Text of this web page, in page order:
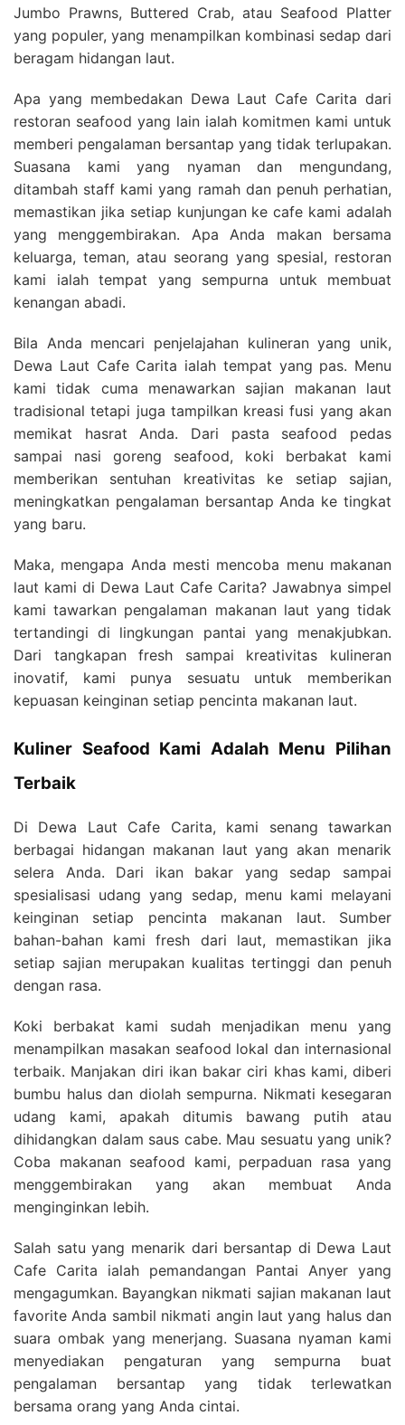
Jumbo Prawns, Buttered Crab, atau Seafood Platter
yang populer, yang menampilkan kombinasi sedap dari
beragam hidangan laut.
Apa yang membedakan Dewa Laut Cafe Carita dari
restoran seafood yang lain ialah komitmen kami untuk
memberi pengalaman bersantap yang tidak terlupakan.
Suasana kami yang nyaman dan mengundang,
ditambah staff kami yang ramah dan penuh perhatian,
memastikan jika setiap kunjungan ke cafe kami adalah
yang menggembirakan. Apa Anda makan bersama
keluarga, teman, atau seorang yang spesial, restoran
kami ialah tempat yang sempurna untuk membuat
kenangan abadi.
Bila Anda mencari penjelajahan kulineran yang unik,
Dewa Laut Cafe Carita ialah tempat yang pas. Menu
kami tidak cuma menawarkan sajian makanan laut
tradisional tetapi juga tampilkan kreasi fusi yang akan
memikat hasrat Anda. Dari pasta seafood pedas
sampai nasi goreng seafood, koki berbakat kami
memberikan sentuhan kreativitas ke setiap sajian,
meningkatkan pengalaman bersantap Anda ke tingkat
yang baru.
Maka, mengapa Anda mesti mencoba menu makanan
laut kami di Dewa Laut Cafe Carita? Jawabnya simpel
kami tawarkan pengalaman makanan laut yang tidak
tertandingi di lingkungan pantai yang menakjubkan.
Dari tangkapan fresh sampai kreativitas kulineran
inovatif, kami punya sesuatu untuk memberikan
kepuasan keinginan setiap pencinta makanan laut.
Kuliner Seafood Kami Adalah Menu Pilihan
Terbaik
Di Dewa Laut Cafe Carita, kami senang tawarkan
berbagai hidangan makanan laut yang akan menarik
selera Anda. Dari ikan bakar yang sedap sampai
spesialisasi udang yang sedap, menu kami melayani
keinginan setiap pencinta makanan laut. Sumber
bahan-bahan kami fresh dari laut, memastikan jika
setiap sajian merupakan kualitas tertinggi dan penuh
dengan rasa.
Koki berbakat kami sudah menjadikan menu yang
menampilkan masakan seafood lokal dan internasional
terbaik. Manjakan diri ikan bakar ciri khas kami, diberi
bumbu halus dan diolah sempurna. Nikmati kesegaran
udang kami, apakah ditumis bawang putih atau
dihidangkan dalam saus cabe. Mau sesuatu yang unik?
Coba makanan seafood kami, perpaduan rasa yang
menggembirakan yang akan membuat Anda
menginginkan lebih.
Salah satu yang menarik dari bersantap di Dewa Laut
Cafe Carita ialah pemandangan Pantai Anyer yang
mengagumkan. Bayangkan nikmati sajian makanan laut
favorite Anda sambil nikmati angin laut yang halus dan
suara ombak yang menerjang. Suasana nyaman kami
menyediakan pengaturan yang sempurna buat
pengalaman bersantap yang tidak terlewatkan
bersama orang yang Anda cintai.